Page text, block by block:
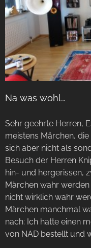
Na was wohl…
Sehr geehrte Herren,
meistens Märchen,
sich aber nicht als
Besuch der Herren
hin- und hergerissen,
Märchen wahr
nicht wirklich wahr
Märchen manchmal
nach: Ich hatte einen
von NAD bestellt und